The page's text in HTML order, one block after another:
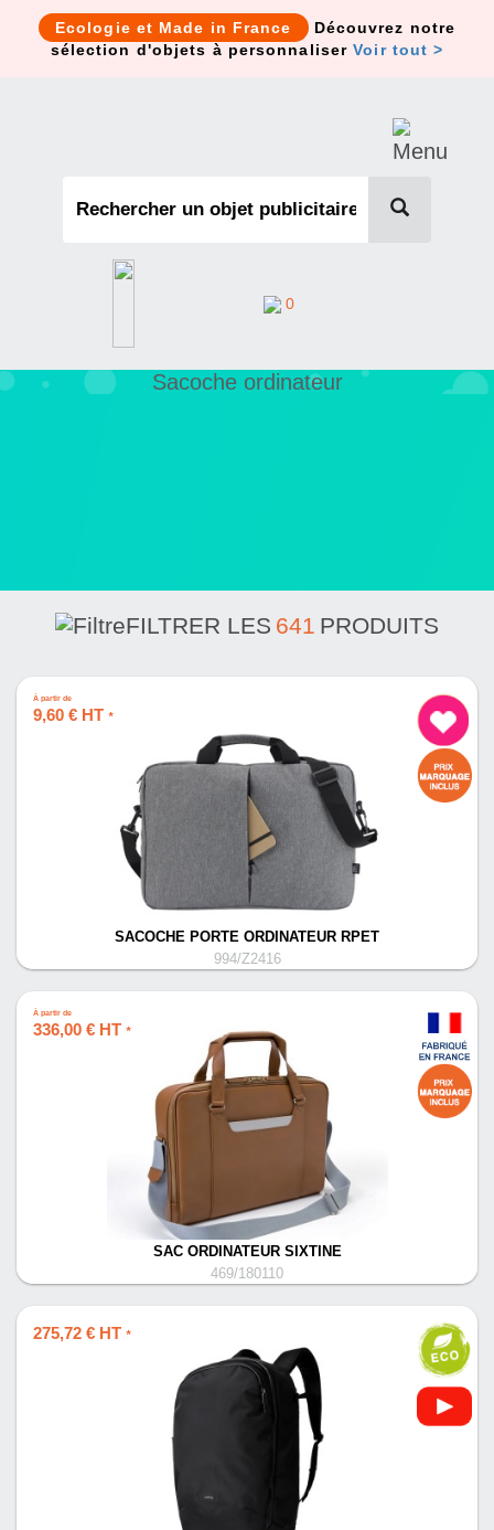
Ecologie et Made in France
Découvrez notre
sélection d'objets à personnaliserVoir tout >
0
Sacoche ordinateur
FILTRER LES 641 PRODUITS
À partir de
9,60 € HT *
SACOCHE PORTE ORDINATEUR RPET
994/Z2416
À partir de
336,00 € HT *
SAC ORDINATEUR SIXTINE
469/180110
275,72 € HT *
Cookies management panel